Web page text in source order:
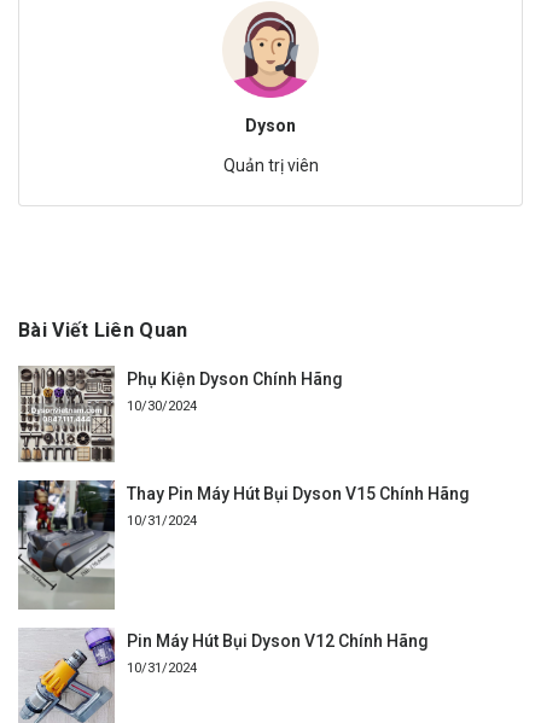
Dyson
Quản trị viên
Bài Viết Liên Quan
Phụ Kiện Dyson Chính Hãng
10/30/2024
Thay Pin Máy Hút Bụi Dyson V15 Chính Hãng
10/31/2024
Pin Máy Hút Bụi Dyson V12 Chính Hãng
10/31/2024